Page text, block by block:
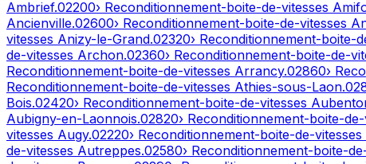
Ambrief.02200› Reconditionnement-boite-de-vitesses
Ancienville.02600› Reconditionnement-boite-de-vitesses
vitesses Anizy-le-Grand.02320› Reconditionnement-boite-
de-vitesses Archon.02360› Reconditionnement-boite-de-
Reconditionnement-boite-de-vitesses Arrancy.02860›
Reconditionnement-boite-de-vitesses Athies-sous-Laon.
Bois.02420› Reconditionnement-boite-de-vitesses
Aubigny-en-Laonnois.02820› Reconditionnement-boite-
vitesses Augy.02220› Reconditionnement-boite-de-vitesses
de-vitesses Autreppes.02580› Reconditionnement-boite-